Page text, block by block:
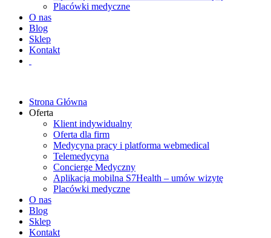
Placówki medyczne
O nas
Blog
Sklep
Kontakt
Strona Główna
Oferta
Klient indywidualny
Oferta dla firm
Medycyna pracy i platforma webmedical
Telemedycyna
Concierge Medyczny
Aplikacja mobilna S7Health – umów wizytę
Placówki medyczne
O nas
Blog
Sklep
Kontakt